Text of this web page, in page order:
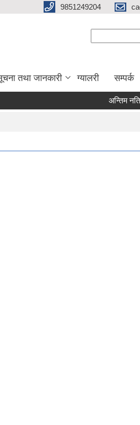
9851249204
तथा जानकारी ग्यालरी सम्पर्क
अन्तिम